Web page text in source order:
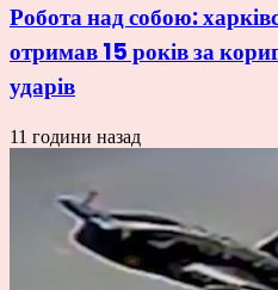
Робота над собою:
отримав 15 років за
ударів
11 години назад